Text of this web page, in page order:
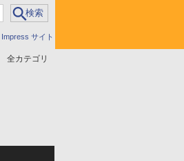
Impress サイト
全カテゴリ